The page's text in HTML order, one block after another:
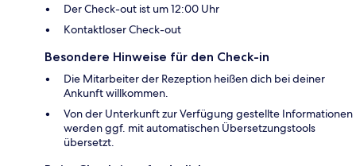
Der Check-out ist um 12:00 Uhr
Kontaktloser Check-out
Besondere Hinweise für den Check-in
Die Mitarbeiter der Rezeption heißen dich bei deiner
Ankunft willkommen.
Von der Unterkunft zur Verfügung gestellte Informationen
werden ggf. mit automatischen Übersetzungstools
übersetzt.